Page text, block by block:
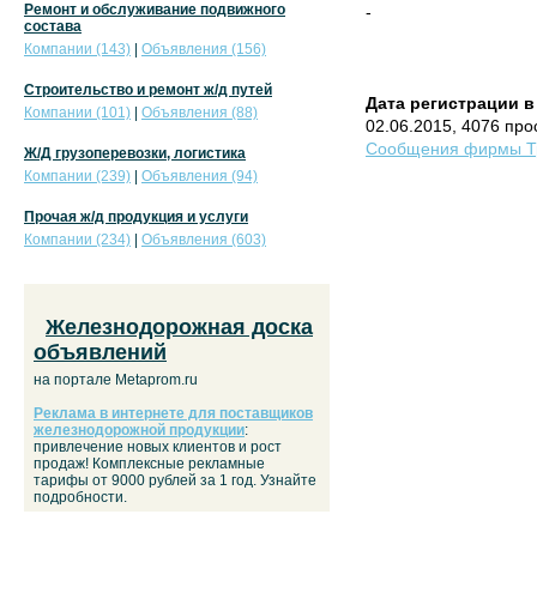
-
Дата регистрации в
02.06.2015, 4076
Сообщения фирмы
Ремонт и обслуживание подвижного
состава
Компании (143)
Объявления (156)
Строительство и ремонт ж/д путей
Компании (101)
Объявления (88)
Ж/Д грузоперевозки, логистика
Компании (239)
Объявления (94)
Прочая ж/д продукция и услуги
Компании (234)
Объявления (603)
Железнодорожная доска
объявлений
на портале Metaprom.ru
Реклама в интернете для поставщиков
железнодорожной продукции:
привлечение новых клиентов и рост
продаж! Комплексные рекламные
тарифы от 9000 рублей за 1 год. Узнайте
подробности.